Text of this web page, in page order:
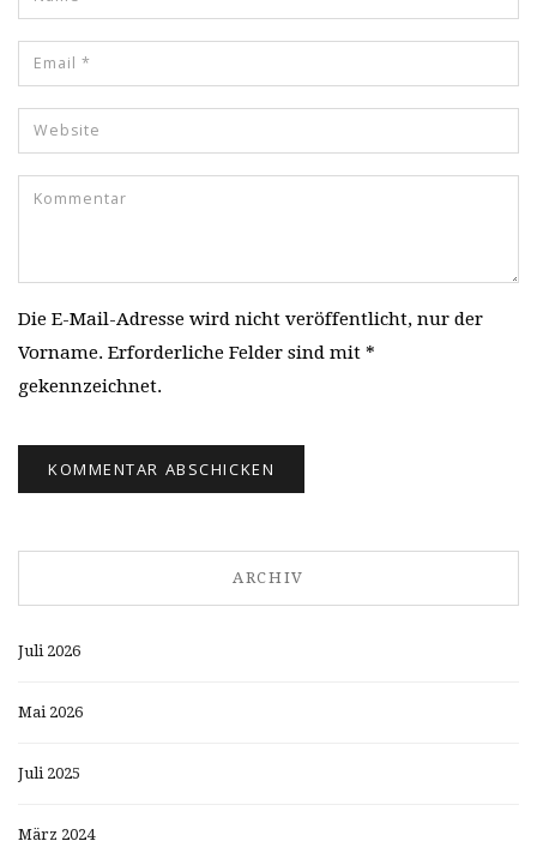
Die E-Mail-Adresse wird nicht veröffentlicht, nur der
Vorname. Erforderliche Felder sind mit *
gekennzeichnet.
ARCHIV
Juli 2026
Mai 2026
Juli 2025
März 2024